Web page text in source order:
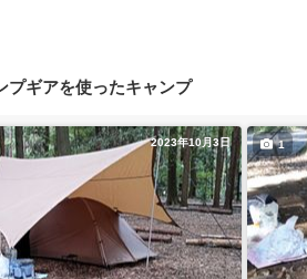
プギアを使ったキャンプ
2023年10月3日 1